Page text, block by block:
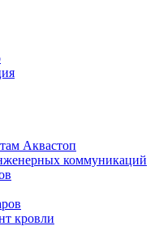
Аквастоп
коммуникаций
кровли